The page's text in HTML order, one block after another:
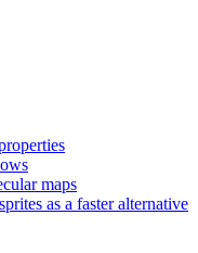
maps
as a faster alternative